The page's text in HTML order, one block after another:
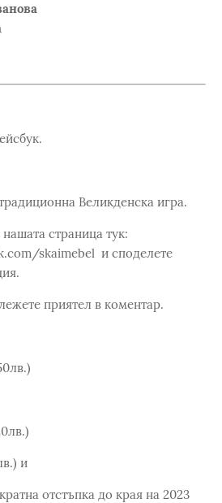
Великденска игра.
страница тук:
skaimebel и споделете
приятел в коментар.
и
отстъпка до края на 2023